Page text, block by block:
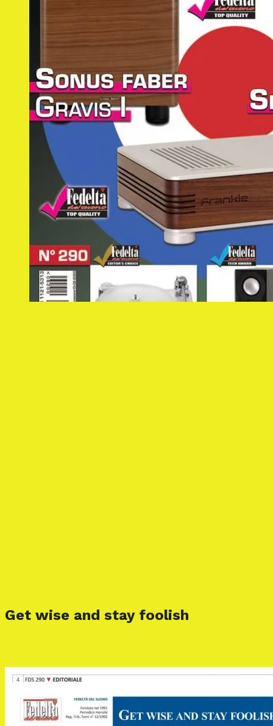
Get wise and stay foolish